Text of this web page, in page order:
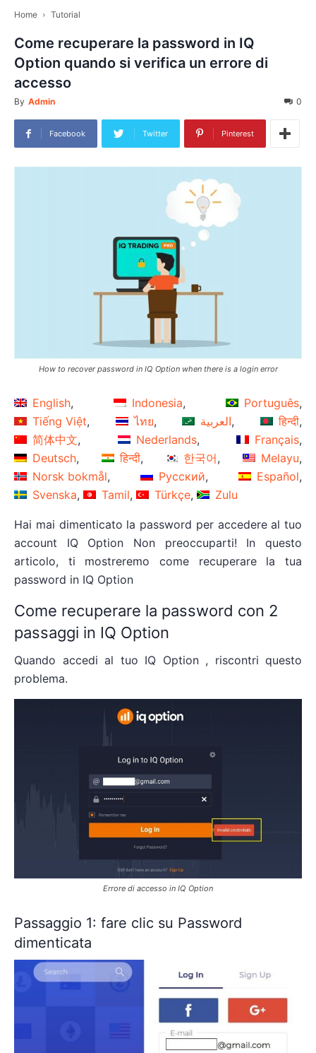
Home Tutorial
Come recuperare la password in IQ
Option quando si verifica un errore di
accesso
By Admin 0
Facebook Twitter Pinterest
How to recover password in IQ Option when there is a login error
English Indonesia
Português
Tiếng Việt
ไทย العربية
हिन्दी
简体中文
Nederlands
Français
Deutsch
हिन्दी 한국어
Melayu
Norsk bokmål
Русский
Español
Svenska
Tamil Türkçe Zulu
Hai mai dimenticato la password per accedere al tuo
account IQ Option Non preoccuparti! In questo
articolo, ti mostreremo come recuperare la tua
password in IQ Option
Come recuperare la password con 2
passaggi in IQ Option
Quando accedi al tuo IQ Option , riscontri questo
problema.
Errore di accesso in IQ Option
Passaggio 1: fare clic su Password
dimenticata